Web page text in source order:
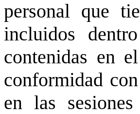
personal que
incluidos
contenidas en
conformidad
en las